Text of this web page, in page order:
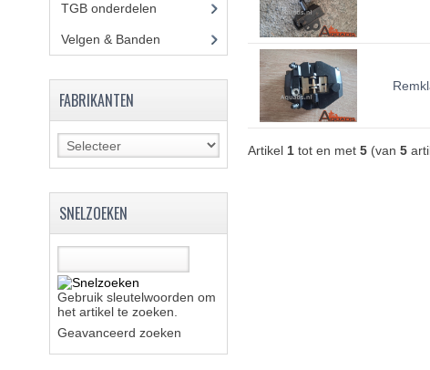
Artikel 1tot en met 5(van 5
TGB onderdelen
Velgen & Banden
FABRIKANTEN
SNELZOEKEN
Gebruik sleutelwoorden om
het artikel te zoeken.
Geavanceerd zoeken